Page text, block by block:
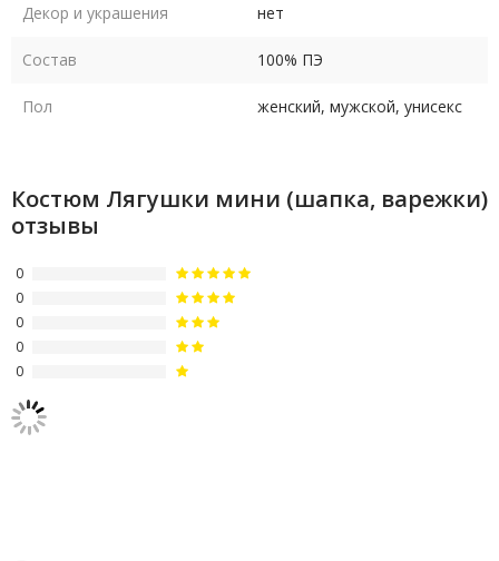
Декор и украшения нет
Состав 100% ПЭ
Пол женский, мужской, унисекс
Костюм Лягушки мини (шапка, варежки)
отзывы
0
0
0
0
0